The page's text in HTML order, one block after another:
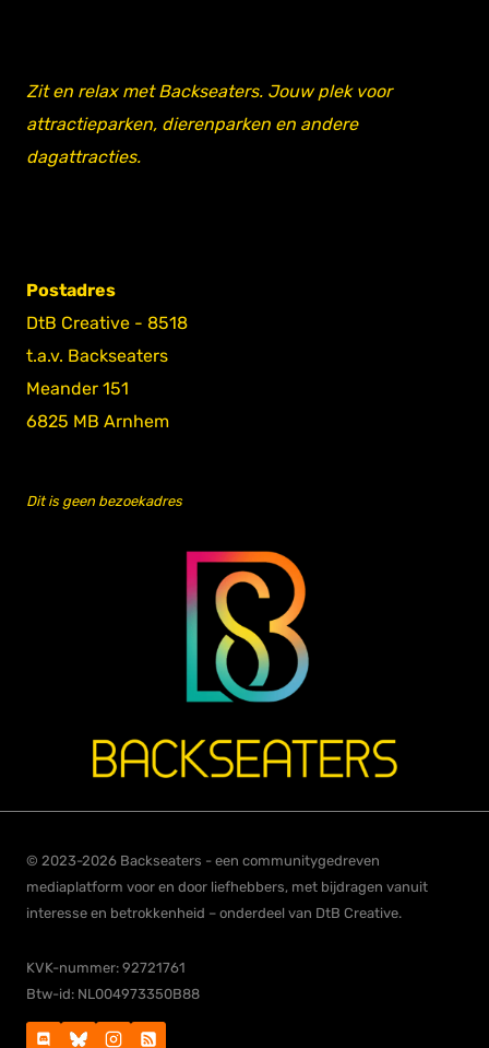
Zit en relax met Backseaters. Jouw plek voor
attractieparken, dierenparken en andere
dagattracties.
Postadres
DtB Creative - 8518
t.a.v. Backseaters
Meander 151
6825 MB Arnhem
Dit is geen bezoekadres
© 2023-2026 Backseaters - een communitygedreven
mediaplatform voor en door liefhebbers, met bijdragen vanuit
interesse en betrokkenheid – onderdeel van DtB Creative.
KVK-nummer: 92721761
Btw-id: NL004973350B88